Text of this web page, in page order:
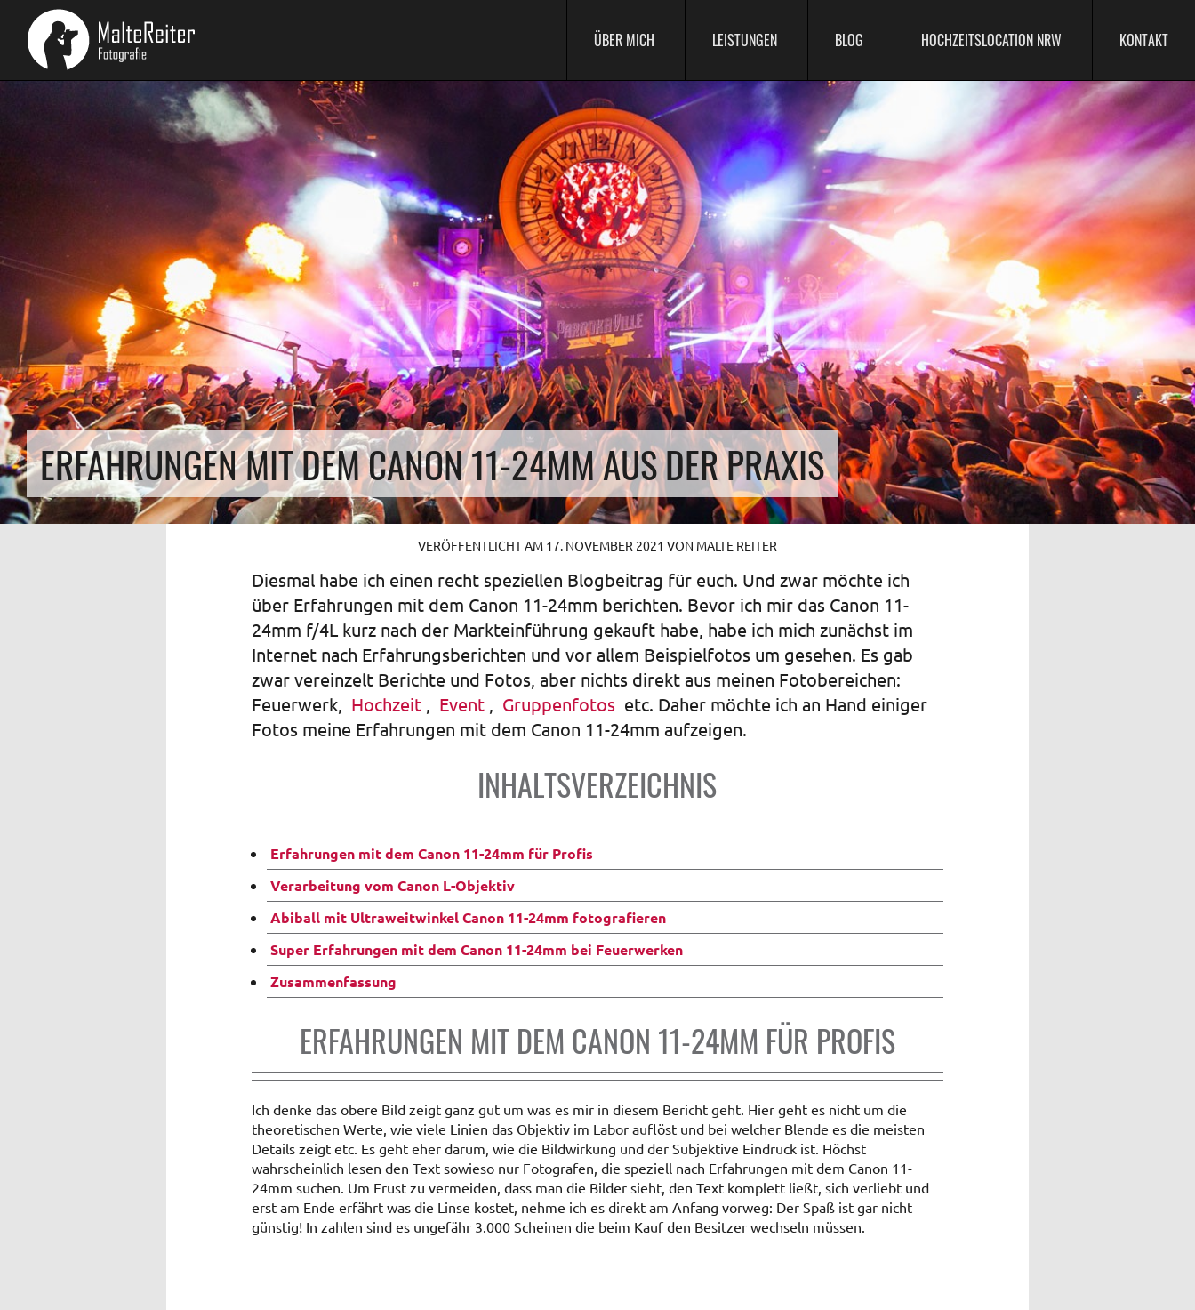
ÜBER MICH LEISTUNGEN BLOG HOCHZEITSLOCATION NRW KONTAKT
ERFAHRUNGEN MIT DEM CANON 11-24MM AUS DER PRAXIS
VERÖFFENTLICHT AM 17. NOVEMBER 2021 VON MALTE REITER
Diesmal habe ich einen recht speziellen Blogbeitrag für euch. Und zwar möchte ich
über Erfahrungen mit dem Canon 11-24mm berichten. Bevor ich mir das Canon 11-
24mm f/4L kurz nach der Markteinführung gekauft habe, habe ich mich zunächst im
Internet nach Erfahrungsberichten und vor allem Beispielfotos um gesehen. Es gab
zwar vereinzelt Berichte und Fotos, aber nichts direkt aus meinen Fotobereichen:
Feuerwerk, Hochzeit , Event , Gruppenfotos etc. Daher möchte ich an Hand einiger
Fotos meine Erfahrungen mit dem Canon 11-24mm aufzeigen.
INHALTSVERZEICHNIS
Erfahrungen mit dem Canon 11-24mm für Profis
Verarbeitung vom Canon L-Objektiv
Abiball mit Ultraweitwinkel Canon 11-24mm fotografieren
Super Erfahrungen mit dem Canon 11-24mm bei Feuerwerken
Zusammenfassung
ERFAHRUNGEN MIT DEM CANON 11-24MM FÜR PROFIS
Ich denke das obere Bild zeigt ganz gut um was es mir in diesem Bericht geht. Hier geht es nicht um die
theoretischen Werte, wie viele Linien das Objektiv im Labor auflöst und bei welcher Blende es die meisten
Details zeigt etc. Es geht eher darum, wie die Bildwirkung und der Subjektive Eindruck ist. Höchst
wahrscheinlich lesen den Text sowieso nur Fotografen, die speziell nach Erfahrungen mit dem Canon 11-
24mm suchen. Um Frust zu vermeiden, dass man die Bilder sieht, den Text komplett ließt, sich verliebt und
erst am Ende erfährt was die Linse kostet, nehme ich es direkt am Anfang vorweg: Der Spaß ist gar nicht
günstig! In zahlen sind es ungefähr 3.000 Scheinen die beim Kauf den Besitzer wechseln müssen.